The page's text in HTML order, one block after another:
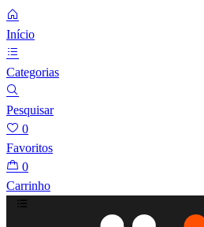
Início
Categorias
Pesquisar
0
Favoritos
0
Carrinho